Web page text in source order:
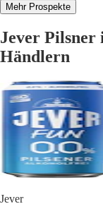
Mehr Prospekte
Jever Pilsner
Händlern
Jever